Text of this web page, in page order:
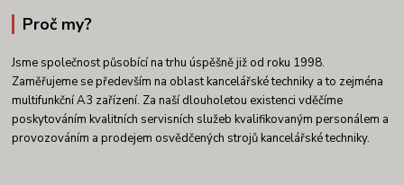
Proč my?
Jsme společnost působící na trhu úspěšně již od roku 1998.
Zaměřujeme se především na oblast kancelářské techniky a to zejména
multifunkční A3 zařízení. Za naší dlouholetou existenci vděčíme
poskytováním kvalitních servisních služeb kvalifikovaným personálem a
provozováním a prodejem osvědčených strojů kancelářské techniky.